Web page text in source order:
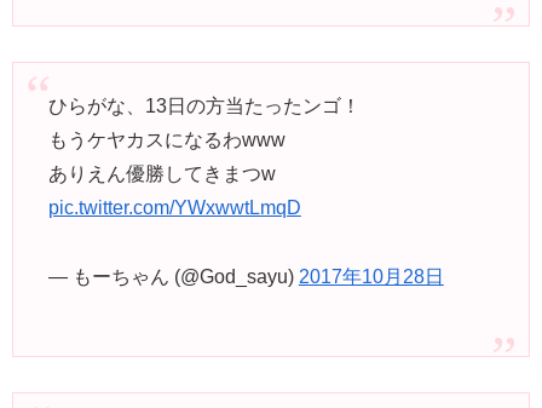
ひらがな、13日の方当たったンゴ！
もうケヤカスになるわwww
ありえん優勝してきまつw
pic.twitter.com/YWxwwtLmqD
— もーちゃん (@God_sayu) 2017年10月28日